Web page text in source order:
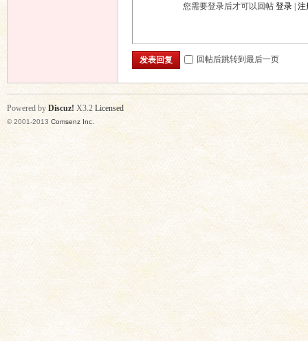
您需要登录后才可以回帖 登录 注
发表回复 回帖后跳转到最后一页
Powered by Discuz! X3.2 Licensed
© 2001-2013Comsenz Inc.